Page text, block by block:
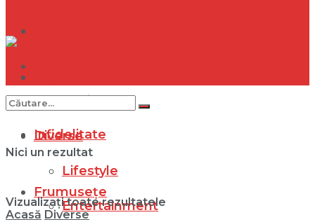
Internațional
Diverse
Lifestyle
Entertainment
Infidelitate
Frumusețe
Nici un rezultat
Vizualizați toate rezultatele
Acasă Diverse